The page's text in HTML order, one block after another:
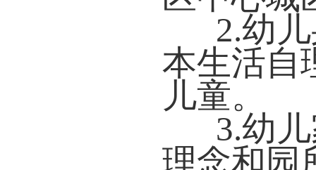
2.幼
本生活自
儿童。
3.幼
理念和园